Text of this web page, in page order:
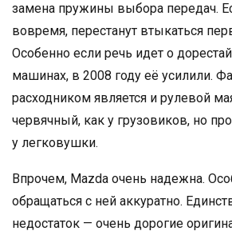
замена пружины выбора передач.
вовремя, перестанут втыкаться
Особенно если речь идет о
машинах, в 2008 году её усилили.
расходником является и рулевой
червячный, как у грузовиков, но
у легковушки.
Впрочем, Mazda очень надежна.
обращаться с ней аккуратно.
недостаток — очень дорогие